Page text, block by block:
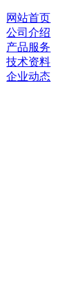
网站首页
公司介绍
产品服务
技术资料
企业动态